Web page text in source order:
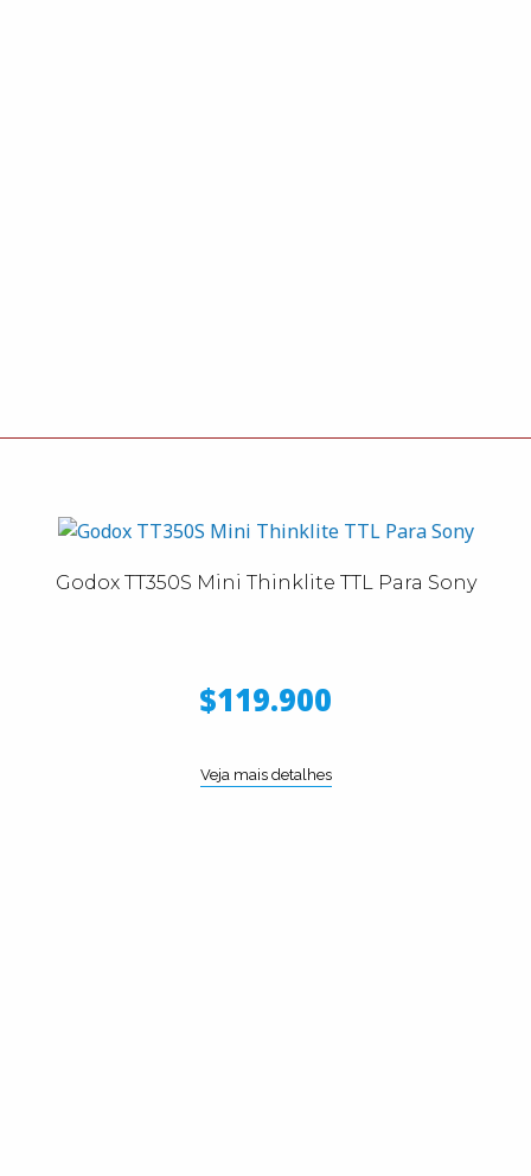
Godox TT350S Mini Thinklite TTL Para Sony
$119.900
Veja mais detalhes